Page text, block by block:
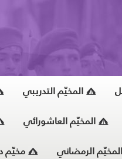
المخيّم التدريبي
المخيّم العاشورائي
المخيّم الرمضاني مخيّم